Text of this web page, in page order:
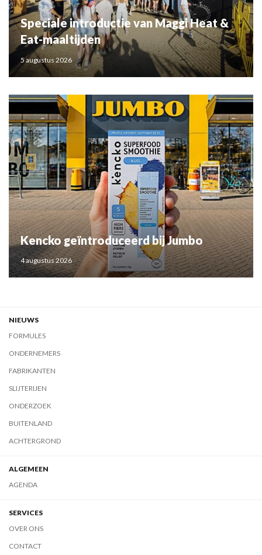
Speciale introductie van Maggi Heat &
Eat-maaltijden
5 augustus 2026
Kencko geïntroduceerd bij Jumbo
4 augustus 2026
NIEUWS
FORMULES
ONDERNEMERS
FABRIKANTEN
SLIJTERIJEN
ONDERZOEK
BUITENLAND
ACHTERGROND
ALGEMEEN
AGENDA
SERVICES
OVER ONS
CONTACT